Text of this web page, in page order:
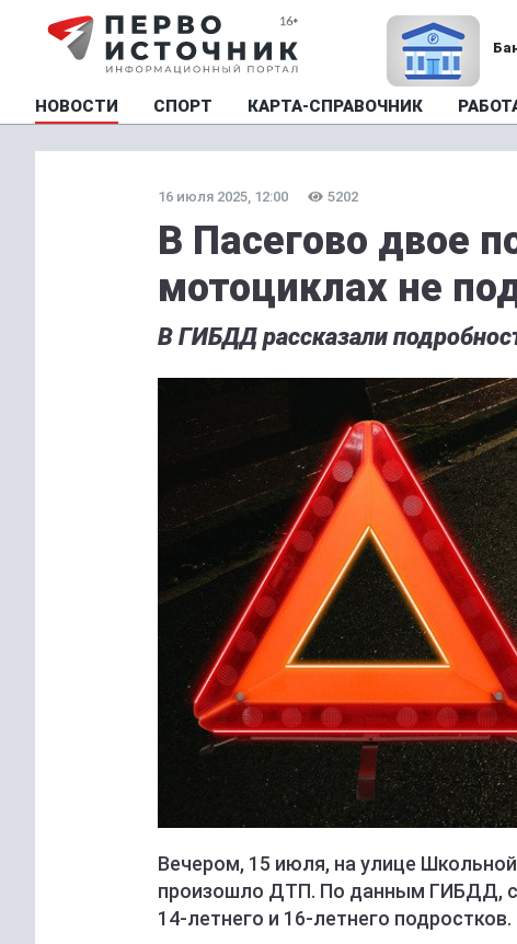
НОВОСТИ СПОРТ КАРТА-СПРАВОЧНИК
16 июля 2025, 12:00 5202
В Пасегово двое
мотоциклах не
В ГИБДД рассказали
Вечером, 15 июля, на улице
произошло ДТП. По данным ГИБДД,
14-летнего и 16-летнего подростков.